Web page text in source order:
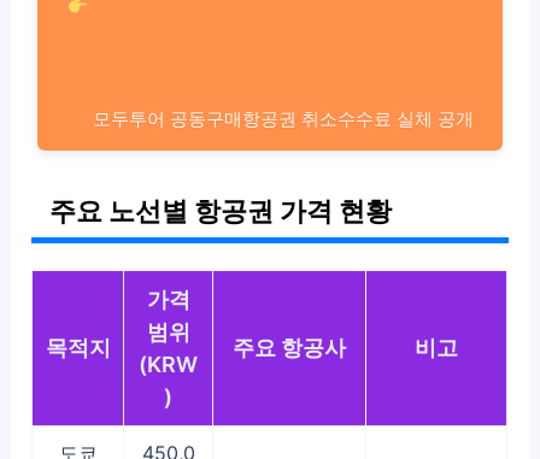
모두투어 공동구매항공권 취소수수료 실체 공개
주요 노선별 항공권 가격 현황
목적지
가격
범위
(KRW
)
주요 항공사 비고
도쿄
450,0